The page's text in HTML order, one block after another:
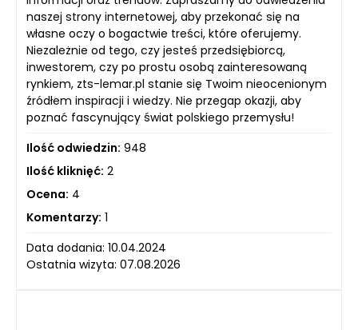
naszej strony internetowej, aby przekonać się na
własne oczy o bogactwie treści, które oferujemy.
Niezależnie od tego, czy jesteś przedsiębiorcą,
inwestorem, czy po prostu osobą zainteresowaną
rynkiem, zts-lemar.pl stanie się Twoim nieocenionym
źródłem inspiracji i wiedzy. Nie przegap okazji, aby
poznać fascynujący świat polskiego przemysłu!
Ilość odwiedzin: 948
Ilość kliknięć: 2
Ocena: 4
Komentarzy: 1
Data dodania: 10.04.2024
Ostatnia wizyta: 07.08.2026